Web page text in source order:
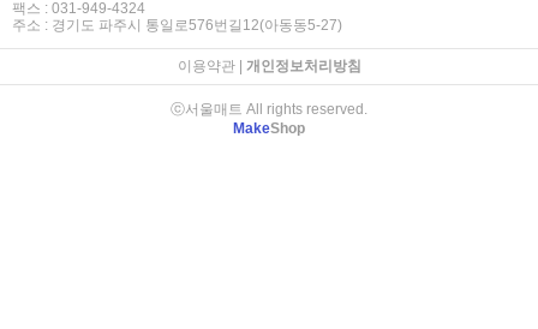
팩스 : 031-949-4324
주소 : 경기도 파주시 통일로576번길12(아동동5-27)
이용약관| 개인정보처리방침
ⓒ서울매트 All rights reserved.
MakeShop